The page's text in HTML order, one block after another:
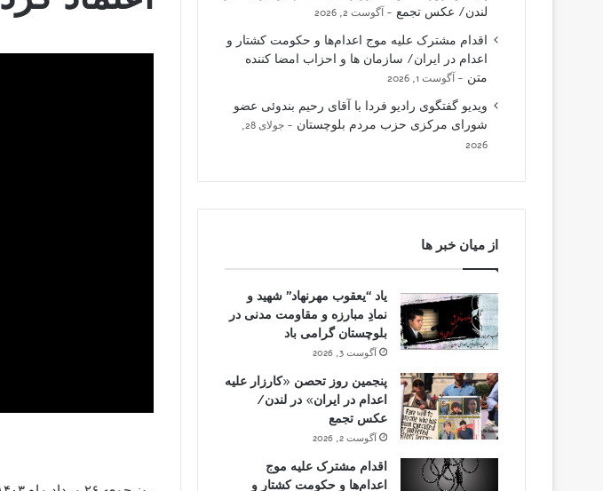
لندن/ عکس تجمع
آگوست 2, 2026
اقدام مشترک علیه موج اعدام‌ها و حکومت کشتار و
اعدام در ایران/ سازمان ها و احزاب امضا کننده
متن
آگوست 1, 2026
ویدیو گفتگوی رادیو فردا با آقای رحیم بندوئی عضو
شورای مرکزی حزب مردم بلوچستان
جولای 28,
2026
از میان خبر ها
یاد “یعقوب مهرنهاد” شهید و
نمادِ مبارزه و مقاومت مدنی در
بلوچستان گرامی باد
آگوست 3, 2026
پنجمین روز تحصن «کارزار علیه
اعدام در ایران» در لندن/
عکس تجمع
آگوست 2, 2026
اقدام مشترک علیه موج
اعدام‌ها و حکومت کشتار و